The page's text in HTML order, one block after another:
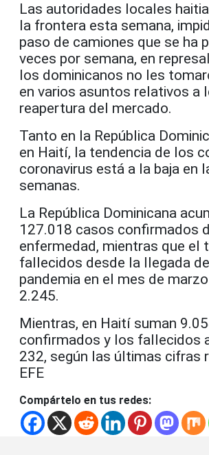
Las autoridades locales
la frontera esta semana,
paso de camiones que se ha
veces por semana, en
los dominicanos no les
en varios asuntos relativos a
reapertura del mercado.
Tanto en la República
en Haití, la tendencia de los
coronavirus está a la baja en
semanas.
La República Dominicana
127.018 casos confirmados
enfermedad, mientras que el
fallecidos desde la llegada
pandemia en el mes de
2.245.
Mientras, en Haití suman
confirmados y los fallecidos
232, según las últimas cifras
EFE
Compártelo en tus redes: